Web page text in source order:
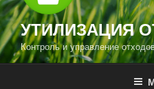
УТИЛИЗАЦИЯ
Контроль и управление